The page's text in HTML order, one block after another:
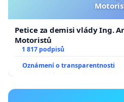
Petice za demisi vlády Ing.
Motoristů
1 817 podpisů
Oznámení o transparentnosti